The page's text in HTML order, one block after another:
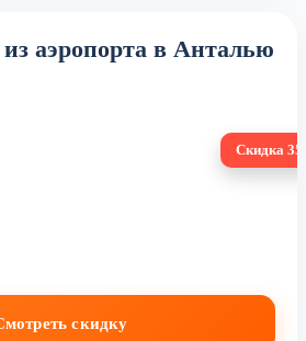
аэропорта в Анталью
Скидка
скидку